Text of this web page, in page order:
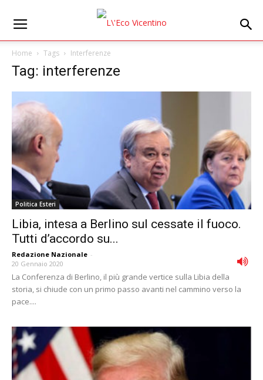
Home Tags Interferenze
Tag: interferenze
Politica Esteri
Libia, intesa a Berlino sul cessate il fuoco.
Tutti d’accordo su...
Redazione Nazionale -
20 Gennaio 2020
La Conferenza di Berlino, il più grande vertice sulla Libia della
storia, si chiude con un primo passo avanti nel cammino verso la
pace....